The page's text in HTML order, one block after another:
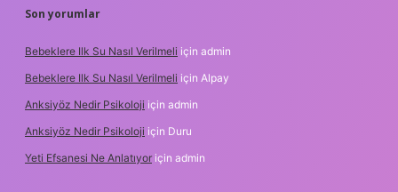
Son yorumlar
Bebeklere Ilk Su Nasıl Verilmeli için admin
Bebeklere Ilk Su Nasıl Verilmeli için Alpay
Anksiyöz Nedir Psikoloji için admin
Anksiyöz Nedir Psikoloji için Duru
Yeti Efsanesi Ne Anlatıyor için admin